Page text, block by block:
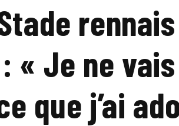
« Je ne
que j’ai